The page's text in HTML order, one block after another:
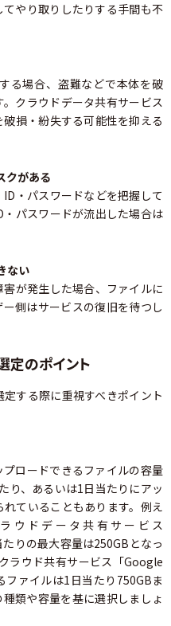
やり取りしたりする手間も不
る場合、盗難などで本体を破
クラウドデータ共有サービス
損・紛失する可能性を抑える
クがある
・パスワードなどを把握して
パスワードが流出した場合は
ない
が発生した場合、ファイルに
側はサービスの復旧を待つし
定のポイント
する際に重視すべきポイント
ロードできるファイルの容量
り、あるいは1日当たりにアッ
ていることもあります。例え
ウドデータ共有サービス
りの最大容量は250GBとなっ
ラウド共有サービス「Google
ファイルは1日当たり750GBま
類や容量を基に選択しましょ